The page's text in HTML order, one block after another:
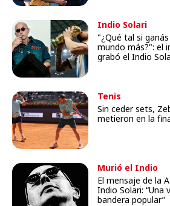
Indio Solari
"¿Qué tal si
mundo más?": el
grabó el Indio
Tenis
Sin ceder sets,
metieron en la
Murió el Indio
El mensaje de la
Indio Solari: “Una
bandera popular”